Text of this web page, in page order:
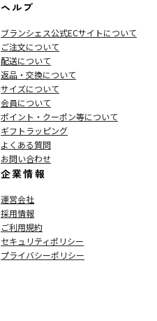
ヘルプ
ブランシェス公式ECサイトについて
ご注文について
配送について
返品・交換について
サイズについて
会員について
ポイント・クーポン等について
ギフトラッピング
よくある質問
お問い合わせ
企業情報
運営会社
採用情報
ご利用規約
セキュリティポリシー
プライバシーポリシー